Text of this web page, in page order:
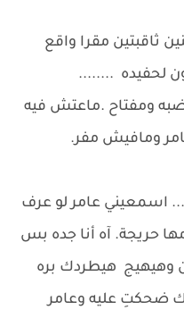
ثاقبتين مقرا واقع
لحفيده ........
ضبه ومفتاح .ماعتش فيه
ومافيش مفر.
اسمعيني عامر لو عرف
حريجة. آه أنا جده بس
وهيهيج هيطردك بره
ضحكتِ عليه وعامر